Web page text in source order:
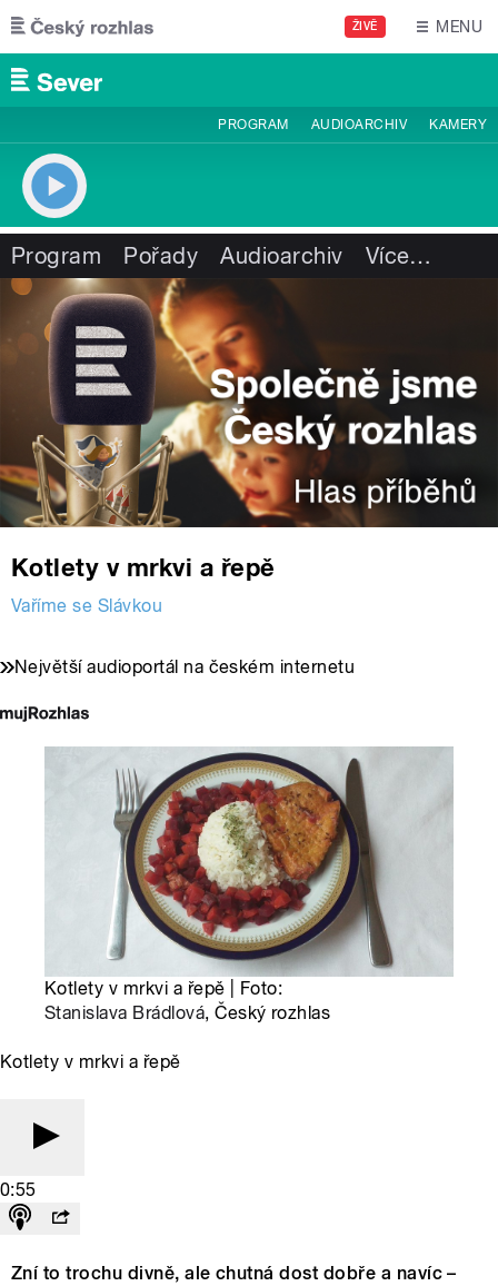
Přejít k hlavnímu obsahu
ŽIVĚ MENU
PROGRAM AUDIOARCHIV KAMERY
Program Pořady Audioarchiv Více…
Kotlety v mrkvi a řepě
Vaříme se Slávkou
Největší audioportál na českém internetu
Kotlety v mrkvi a řepě | Foto:
Stanislava Brádlová, Český rozhlas
Kotlety v mrkvi a řepě
0:55
Zní to trochu divně, ale chutná dost dobře a navíc –